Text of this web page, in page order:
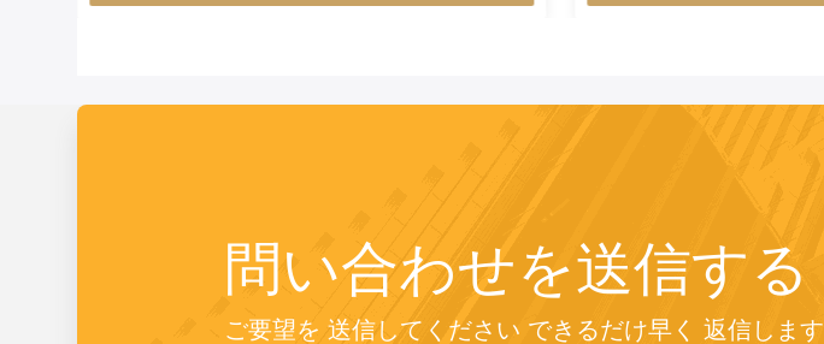
問い合わせを送信する
ご要望を 送信してください できるだけ早く 返信します